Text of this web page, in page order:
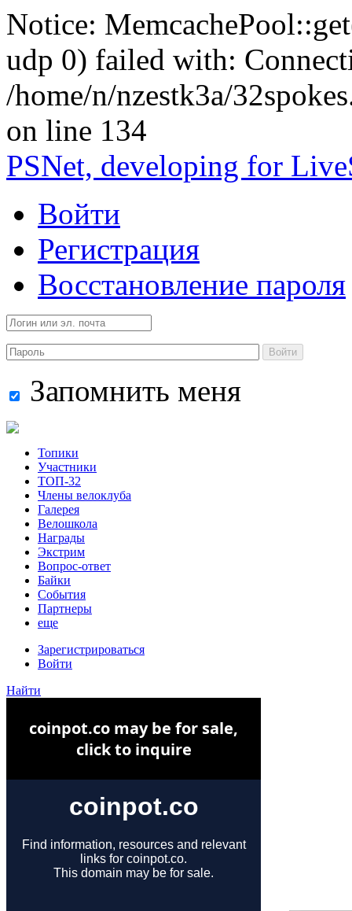
Notice:
udp 0) failed with:
/home/n/nzestk3a/
on line 134
PSNet, developing for
Войти
Регистрация
Восстановление пароля
Войти
Запомнить меня
Топики
Участники
ТОП-32
Члены велоклуба
Галерея
Велошкола
Награды
Экстрим
Вопрос-ответ
Байки
События
Партнеры
еще
Зарегистрироваться
Войти
Найти